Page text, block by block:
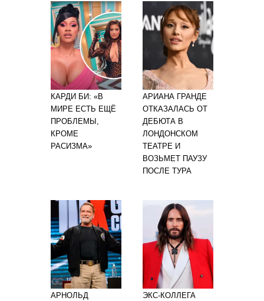
КАРДИ БИ: «В
МИРЕ ЕСТЬ ЕЩЁ
ПРОБЛЕМЫ,
КРОМЕ
РАСИЗМА»
АРИАНА ГРАНДЕ
ОТКАЗАЛАСЬ ОТ
ДЕБЮТА В
ЛОНДОНСКОМ
ТЕАТРЕ И
ВОЗЬМЕТ ПАУЗУ
ПОСЛЕ ТУРА
АРНОЛЬД
ЭКС-КОЛЛЕГА